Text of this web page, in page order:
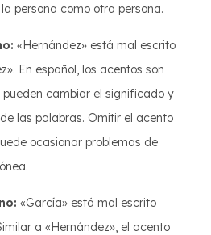
persona como otra persona.
«Hernández» está mal escrito
En español, los acentos son
pueden cambiar el significado y
las palabras. Omitir el acento
ocasionar problemas de
«García» está mal escrito
a «Hernández», el acento